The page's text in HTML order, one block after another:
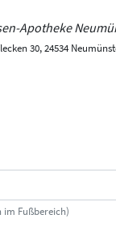
Apotheke
30, 24534
im Fußbereich)